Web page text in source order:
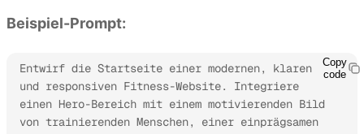
Beispiel-Prompt:
Entwirf die Startseite einer modernen, klaren
und responsiven Fitness-Website. Integriere
einen Hero-Bereich mit einem motivierenden Bild
von trainierenden Menschen, einer einprägsamen
Copy
code